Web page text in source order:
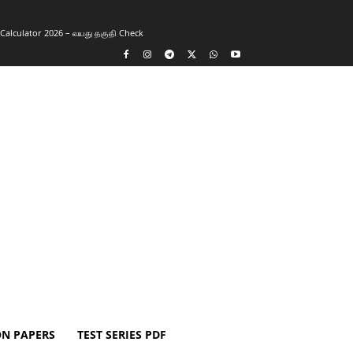
2026 – வயது தகுதி Check
PAPERS TEST SERIES PDF